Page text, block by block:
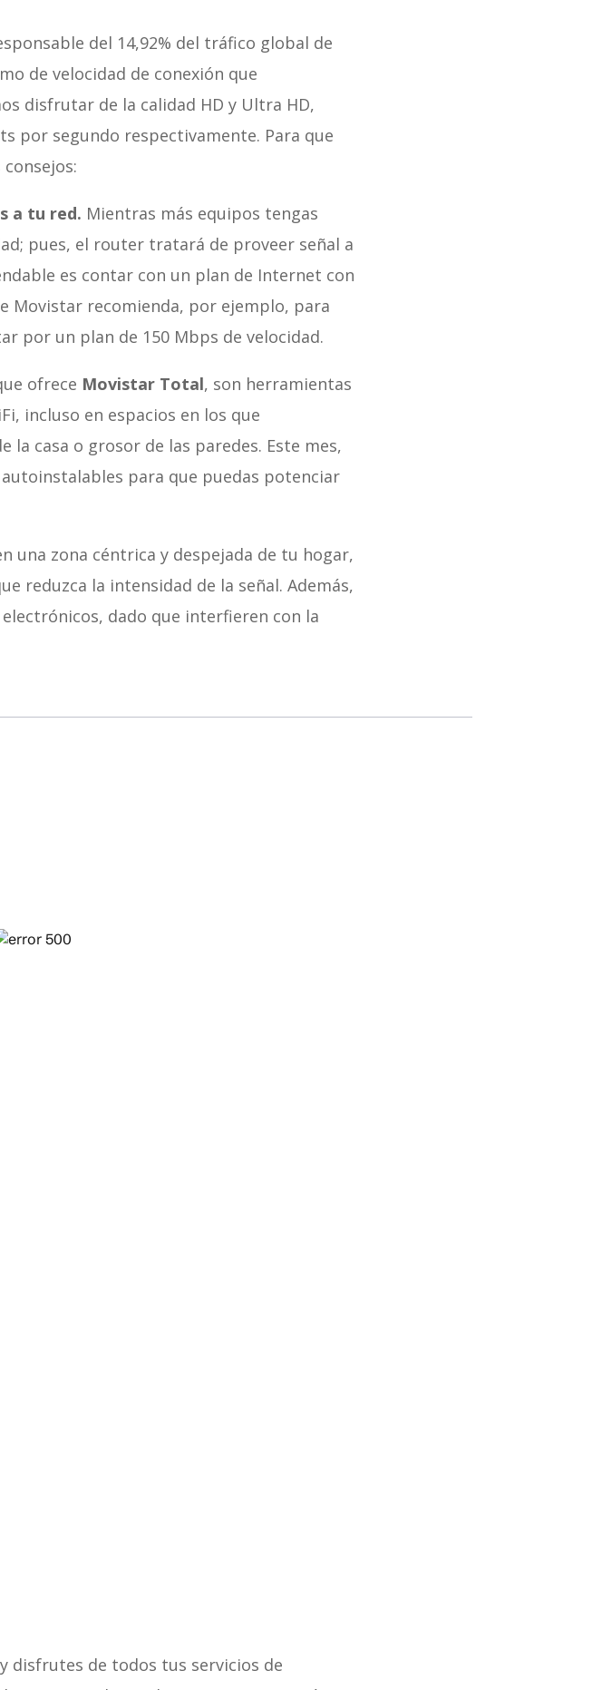
del 14,92% del tráfico global de
de velocidad de conexión que
disfrutar de la calidad HD y Ultra HD,
por segundo respectivamente. Para que
a tu red. Mientras más equipos tengas
pues, el router tratará de proveer señal a
es contar con un plan de Internet con
Movistar recomienda, por ejemplo, para
por un plan de 150 Mbps de velocidad.
ofrece Movistar Total, son herramientas
incluso en espacios en los que
casa o grosor de las paredes. Este mes,
para que puedas potenciar
una zona céntrica y despejada de tu hogar,
reduzca la intensidad de la señal. Además,
dado que interfieren con la
disfrutes de todos tus servicios de